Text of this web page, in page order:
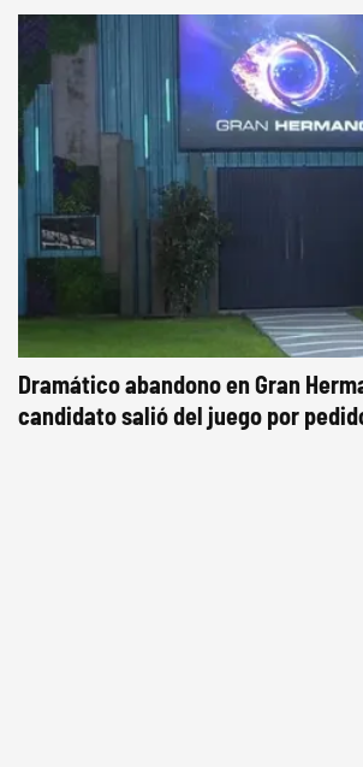
Dramático abandono en Gran
candidato salió del juego por